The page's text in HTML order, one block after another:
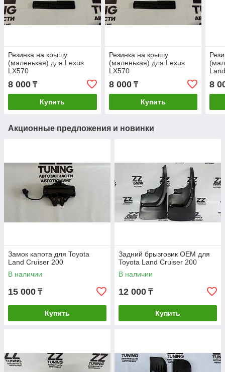
Резинка на крышу
(маленькая) для Lexus
LX570
8 000 ₸
Купить
Резинка на крышу
(маленькая) для Lexus
LX570
8 000₸
Купить
8
Акционные предложения и новинки
Замок капота для Toyota
Land Cruiser 200
В наличии
15 000 ₸
Купить
Задний брызговик OEM для
Toyota Land Cruiser 200
В наличии
12 000 ₸
Купить